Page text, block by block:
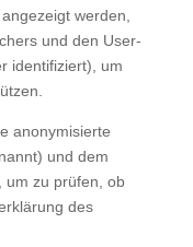
werden,
und den User-
identifiziert), um
anonymisierte
und dem
um zu prüfen, ob
des